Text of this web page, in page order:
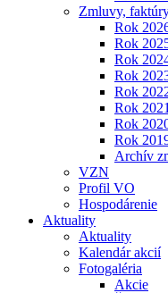
Zmluvy,
Rok
Rok
Rok
Rok
Rok
Rok 2021
Rok
Rok
Archív
VZN
Profil VO
Hospodárenie
Aktuality
Aktuality
Kalendár akcií
Fotogaléria
Akcie